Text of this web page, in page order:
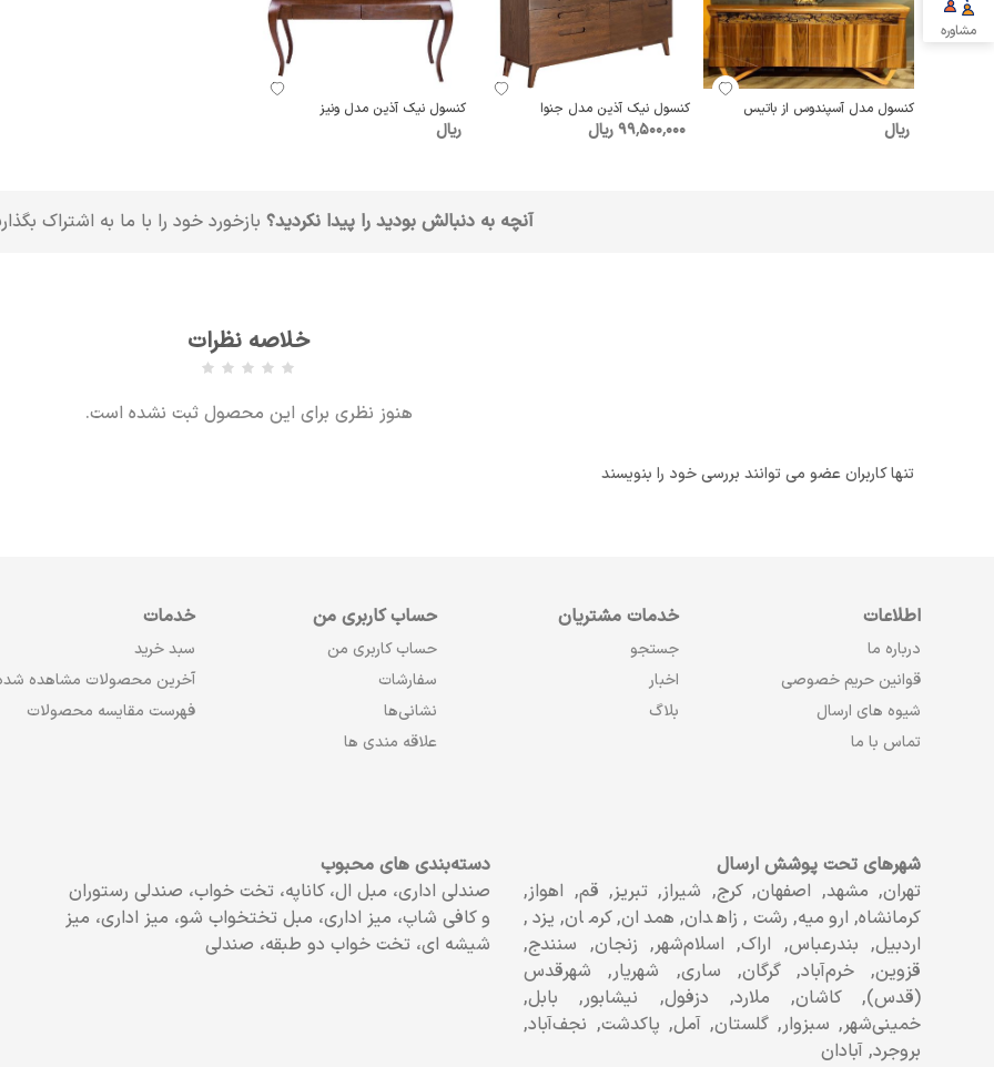
کنسول مدل آسپندوس از باتیس
ریال
کنسول نیک آذین مدل جنوا
99٬500٬000 ریال
کنسول نیک آذین مدل ونیز
ریال
آنچه به دنبالش بودید را پیدا نکردید؟ بازخورد خود را با ما به اشتراک
خلاصه نظرات
هنوز نظری برای این محصول ثبت نشده است.
تنها کاربران عضو می توانند بررسی خود را بنویسند
اطلاعات
درباره ما
قوانین حریم خصوصی
شیوه های ارسال
تماس با ما
خدمات مشتریان
جستجو
اخبار
بلاگ
حساب کاربری من
حساب کاربری من
سفارشات
نشانی‌ها
علاقه مندی ها
خدمات
سبد خرید
آخرین محصولات مشاهده
فهرست مقایسه محصولات
شهرهای تحت پوشش ارسال
تهران, مشهد, اصفهان, کرج, شیراز, تبریز, قم, اهواز,
کرمانشاه, ارومیه, رشت, زاهدان, همدان, کرمان, یزد,
اردبیل, بندرعباس, اراک, اسلام‌شهر, زنجان, سنندج,
قزوین, خرم‌آباد, گرگان, ساری, شهریار, شهرقدس
(قدس), کاشان, ملارد, دزفول, نیشابور, بابل,
خمینی‌شهر, سبزوار, گلستان, آمل, پاکدشت, نجف‌آباد,
بروجرد, آبادان
دسته‌بندی های محبوب
صندلی اداری، مبل ال، کاناپه، تخت خواب، صندلی رستوران
و کافی شاپ، میز اداری، مبل تختخواب شو، میز اداری، میز
شیشه ای، تخت خواب دو طبقه، صندلی
مشاوره